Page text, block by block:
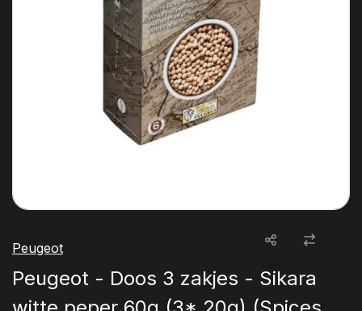
Peugeot
Peugeot - Doos 3 zakjes - Sikara